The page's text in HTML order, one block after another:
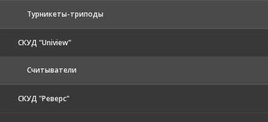
Турникеты-триподы
СКУД "Uniview"
Считыватели
СКУД "Реверс"